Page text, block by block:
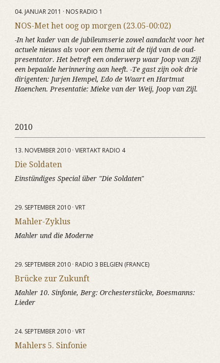
04. JANUAR 2011 · NOS RADIO 1
NOS-Met het oog op morgen (23.05-00:02)
-In het kader van de jubileumserie zowel aandacht voor het
actuele nieuws als voor een thema uit de tijd van de oud-
presentator. Het betreft een onderwerp waar Joop van Zijl
een bepaalde herinnering aan heeft. -Te gast zijn ook drie
dirigenten: Jurjen Hempel, Edo de Waart en Hartmut
Haenchen. Presentatie: Mieke van der Weij, Joop van Zijl.
2010
13. NOVEMBER 2010 · VIERTAKT RADIO 4
Die Soldaten
Einstündiges Special über "Die Soldaten"
29. SEPTEMBER 2010 · VRT
Mahler-Zyklus
Mahler und die Moderne
29. SEPTEMBER 2010 · RADIO 3 BELGIEN (FRANCE)
Brücke zur Zukunft
Mahler 10. Sinfonie, Berg: Orchesterstücke, Boesmanns:
Lieder
24. SEPTEMBER 2010 · VRT
Mahlers 5. Sinfonie